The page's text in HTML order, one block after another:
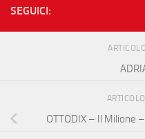
SEGUICI:
OTTODIX – Il Milione